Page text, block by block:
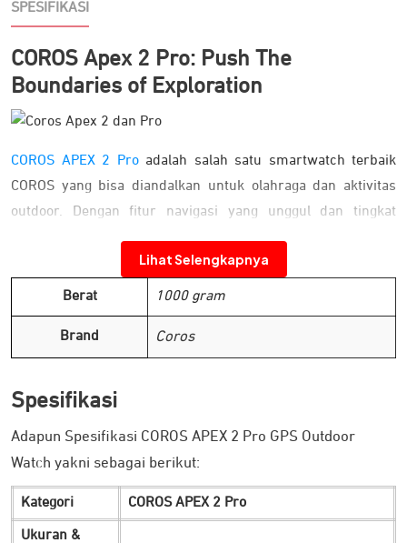
SPESIFIKASI
COROS Apex 2 Pro: Push The
Boundaries of Exploration
COROS APEX 2 Proadalah salah satu smartwatch terbaik
COROS yang bisa diandalkan untuk olahraga dan aktivitas
outdoor. Dengan fitur navigasi yang unggul dan tingkat
kondisi. Pilihan tepat bagi Anda yang suka dengan tantangan.
Dirancang untuk Ketangguhan Medan
Lihat Selengkapnya
Berat 1000 gram
Brand Coros
Spesifikasi
Adapun Spesifikasi COROS APEX 2 Pro GPS Outdoor
Watch yakni sebagai berikut:
Kategori COROS APEX 2 Pro
Ukuran &